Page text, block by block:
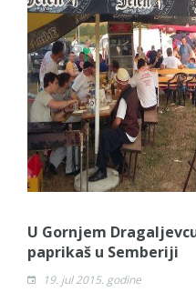
U Gornjem
paprikaš u Semberiji
19. jul 2015. godine